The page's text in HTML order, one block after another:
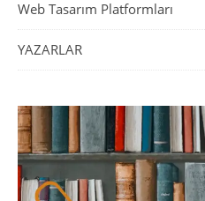
Web Tasarım Platformları
YAZARLAR